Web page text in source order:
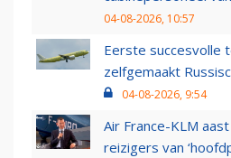
04-08-2026, 10:57
Eerste succesvolle
zelfgemaakt
04-08-2026, 9:54
Air France-KLM
reizigers van